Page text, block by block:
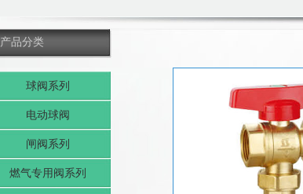
产品分类
球阀系列
电动球阀
闸阀系列
燃气专用阀系列